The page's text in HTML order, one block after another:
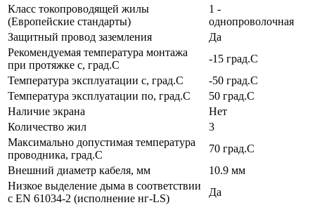
Класс токопроводящей жилы
(Европейские стандарты)
1 -
однопроволочная
Защитный провод заземления
Да
Рекомендуемая температура монтажа
при протяжке с, град.C
-15 град.C
Температура эксплуатации с, град.C
-50 град.C
Температура эксплуатации по, град.C
50 град.C
Наличие экрана
Нет
Количество жил
3
Максимально допустимая температура
проводника, град.C
70 град.C
Внешний диаметр кабеля, мм
10.9 мм
Низкое выделение дыма в соответствии
с EN 61034-2 (исполнение нг-LS)
Да